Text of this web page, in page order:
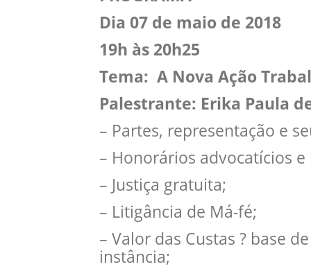
Dia 07 de maio de 2018
19h às 20h25
Tema: A Nova Ação
Palestrante: Erika Paula
– Partes, representação e
– Honorários advocatícios e
– Justiça gratuita;
– Litigância de Má-fé;
– Valor das Custas ? base
instância;